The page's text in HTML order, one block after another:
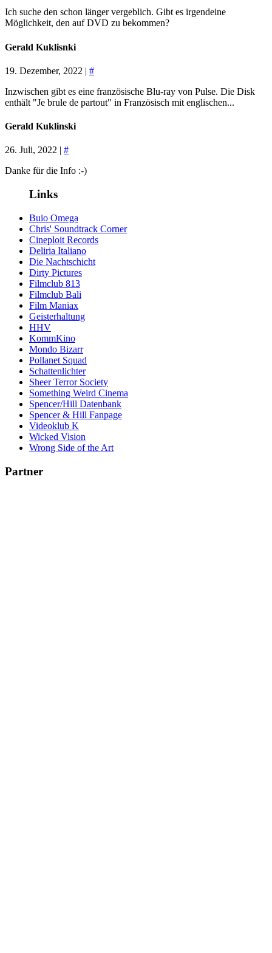
Ich suche den schon länger vergeblich. Gibt es irgendeine
Möglichkeit, den auf DVD zu bekommen?
Gerald Kuklisnki
19. Dezember, 2022 | #
Inzwischen gibt es eine französische Blu-ray von Pulse. Die Disk
enthält "Je brule de partout" in Französisch mit englischen...
Gerald Kuklinski
26. Juli, 2022 | #
Danke für die Info :-)
Links
Buio Omega
Chris' Soundtrack Corner
Cineploit Records
Deliria Italiano
Die Nachtschicht
Dirty Pictures
Filmclub 813
Filmclub Bali
Film Maniax
Geisterhaltung
HHV
KommKino
Mondo Bizarr
Pollanet Squad
Schattenlichter
Sheer Terror Society
Something Weird Cinema
Spencer/Hill Datenbank
Spencer & Hill Fanpage
Videoklub K
Wicked Vision
Wrong Side of the Art
Partner